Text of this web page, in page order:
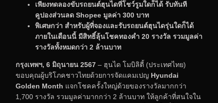
เพียงทดลองขับรถยนต์ฮุนไดที่โชว์รูมใดก็ได้ รับทันที
คูปองส่วนลด Shopee มูลค่า 300 บาท
พิเศษกว่า สำหรับผู้ที่จองและรับรถยนต์ฮุนไดรุ่นใดก็ได้
ภายในเดือนนี้ มีสิทธิ์ลุ้นโชคทองคำ 20 รางวัล รวมมูลค่า
รางวัลทั้งหมดกว่า 2 ล้านบาท
กรุงเทพฯ, 6 มิถุนายน 2567 – ฮุนได โมบิลิตี้ (ประเทศไทย)
ขอบคุณผู้บริโภคชาวไทยด้วยการจัดแคมเปญ Hyundai
Golden Month แจกโชคครั้งใหญ่ด้วยของรางวัลมากกว่า
1,700 รางวัล รวมมูลค่ามากกว่า 2 ล้านบาท ให้ลูกค้าที่สนใจใน